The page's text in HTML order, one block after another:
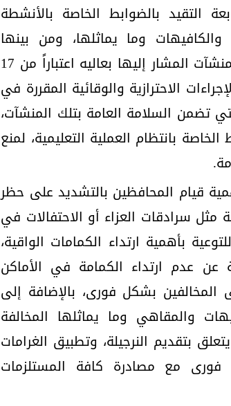
التقيد بالضوابط الخاصة بالأنشطة
والكافيهات وما يماثلها، ومن بينها
الالتزام بتوقيتات الفتح والإغلاق الصيفية للمنشآت المشار إليها بعاليه اعتباراً من 17
الإجراءات الاحترازية والوقائية المقررة في
تضمن السلامة العامة بتلك المنشآت،
بانتظام العملية التعليمية، لمنع
قيام المحافظين بالتشديد على حظر
مثل سرادقات العزاء أو الاحتفالات في
بأهمية ارتداء الكمامات الواقية،
عن عدم ارتداء الكمامة في الأماكن
بشكل فورى، بالإضافة إلى
والمقاهي وما يماثلها المخالفة
بتقديم النرجيلة، وتطبيق الغرامات
مع مصادرة كافة المستلزمات